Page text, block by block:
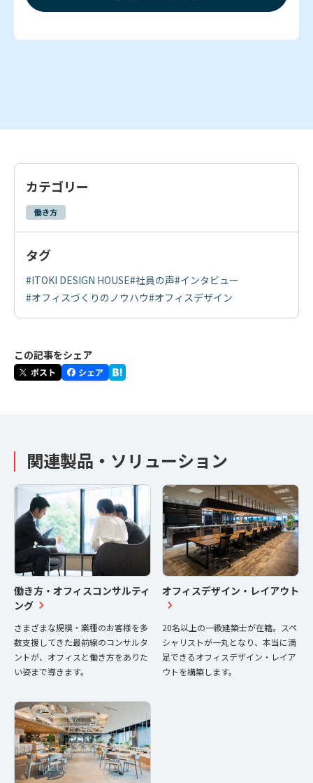
カテゴリー
働き方
タグ
#ITOKI DESIGN HOUSE#社員の声#インタビュー
#オフィスづくりのノウハウ#オフィスデザイン
この記事をシェア
関連製品・ソリューション
働き方・オフィスコンサルティ
ング
さまざまな規模・業種のお客様を多
数支援してきた最前線のコンサルタ
ントが、オフィスと働き方をありた
い姿まで導きます。
オフィスデザイン・レイアウト
20名以上の一級建築士が在籍。スペ
シャリストが一丸となり、本当に満
足できるオフィスデザイン・レイア
ウトを構築します。